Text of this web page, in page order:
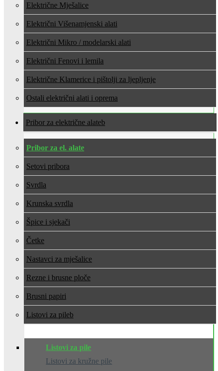
Električne Mješalice
Električni Višenamjenski alati
Električni Mikro / modelarski alati
Električni Fenovi i lemila
Električne Klamerice i pištolji za ljepljenje
Ostali električni alati i oprema
Pribor za električne alate
Pribor za el. alate
Setovi pribora
Svrdla
Krunska svrdla
Špice i sjekači
Četke
Nastavci za mješalice
Rezne i brusne ploče
Brusni papiri
Listovi za pile
Listovi za pile
Listovi za kružne pile